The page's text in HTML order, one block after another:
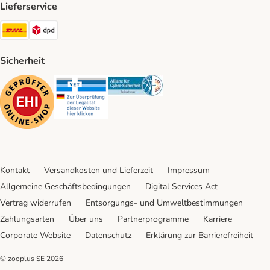
Lieferservice
DHL Shipping Method
Sicherheit
Security Security Security
Kontakt Versandkosten und Lieferzeit
Impressum
Allgemeine Geschäftsbedingungen
Digital Services Act
Vertrag widerrufen
Entsorgungs- und Umweltbestimmungen
Zahlungsarten
Über uns Partnerprogramme
Karriere
Corporate Website
Datenschutz Erklärung zur Barrierefreiheit
© zooplus SE 2026